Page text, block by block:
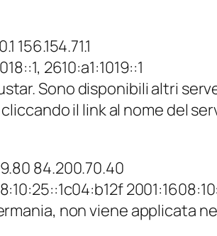
156.154.71.1
2610:a1:1019::1
Sono disponibili altri
il link al nome del
84.200.70.40
non viene applicata